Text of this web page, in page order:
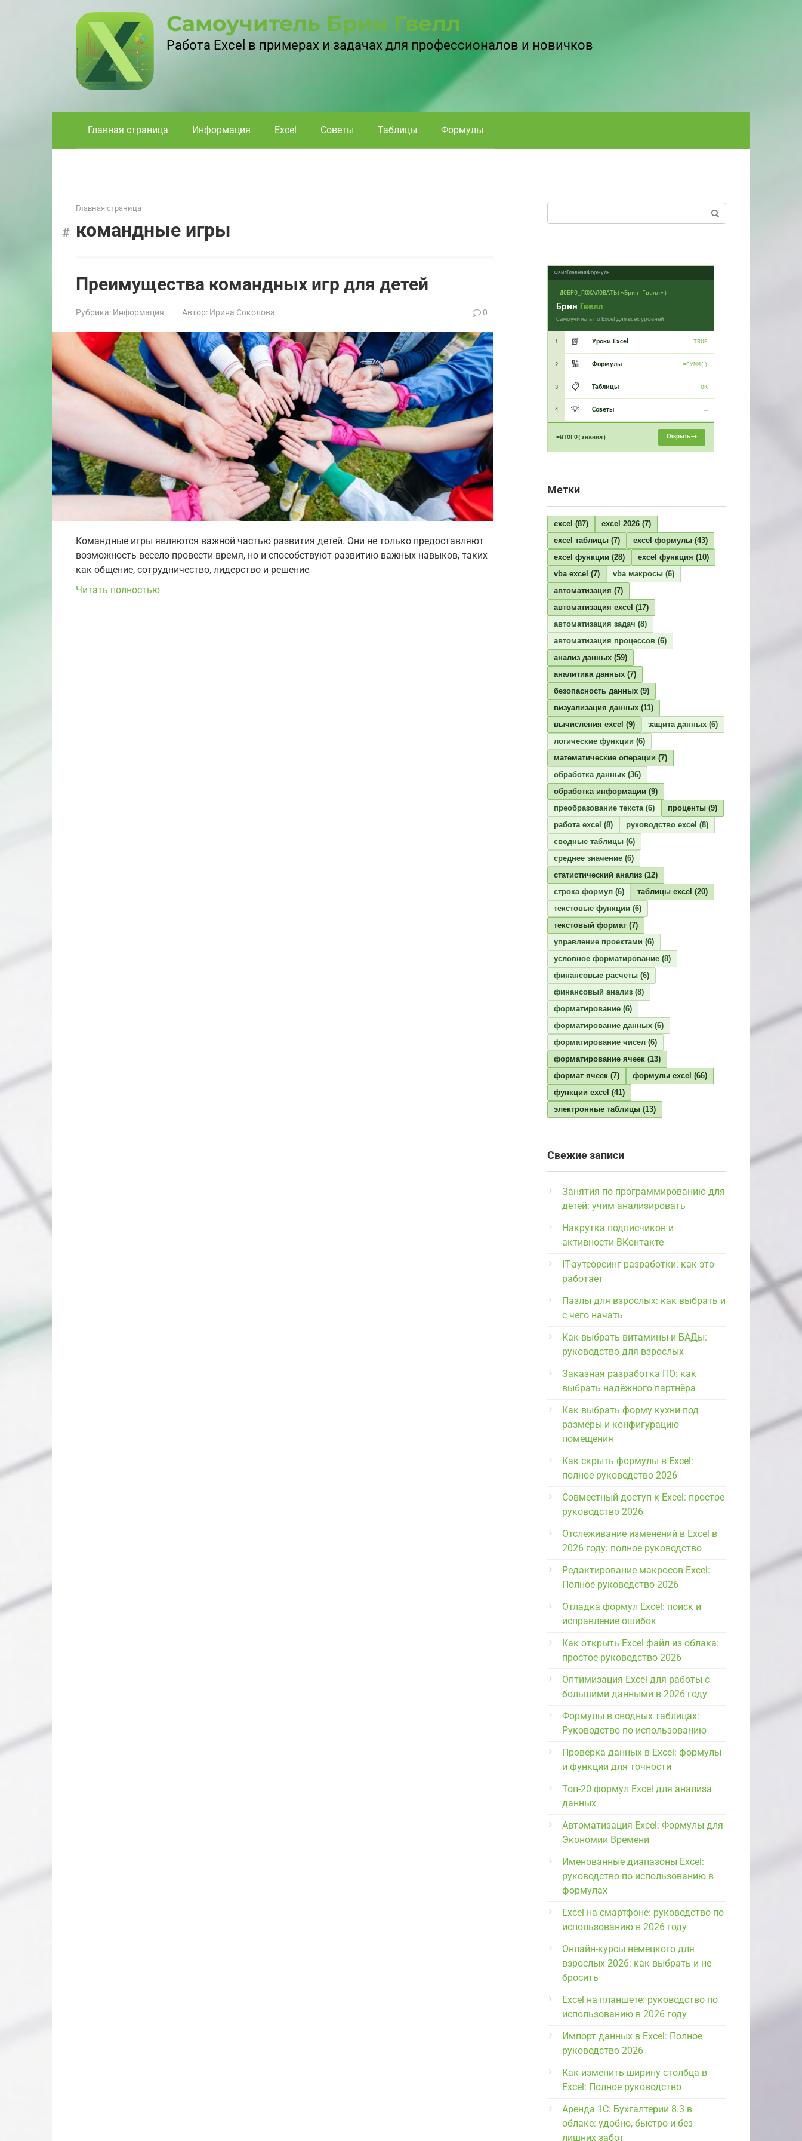
Самоучитель Брин Гвелл
Работа Excel в примерах и задачах для профессионалов и новичков
Главная страница Информация Excel Советы Таблицы Формулы
Главная страница
командные игры
Преимущества командных игр для детей
Рубрика: Информация Автор: Ирина Соколова 0
Командные игры являются важной частью развития детей. Они не только предоставляют
возможность весело провести время, но и способствуют развитию важных навыков, таких
как общение, сотрудничество, лидерство и решение
Читать полностью
ФайлГлавнаяФормулы
=ДОБРО_ПОЖАЛОВАТЬ(«Брин Гвелл»)
Брин Гвелл
Самоучитель по Excel для всех уровней
1 📗 Уроки Excel TRUE
2 🔢 Формулы =СУММ()
3 📋 Таблицы OK
4 💡 Советы →
=ИТОГО(знания) Открыть →
Метки
excel (87) excel 2026 (7)
excel таблицы (7) excel формулы (43)
excel функции (28) excel функция (10)
vba excel (7) vba макросы (6)
автоматизация (7)
автоматизация excel (17)
автоматизация задач (8)
автоматизация процессов (6)
анализ данных (59)
аналитика данных (7)
безопасность данных (9)
визуализация данных (11)
вычисления excel (9) защита данных (6)
логические функции (6)
математические операции (7)
обработка данных (36)
обработка информации (9)
преобразование текста(6) проценты (9)
работа excel (8) руководство excel (8)
сводные таблицы (6)
среднее значение (6)
статистический анализ (12)
строка формул (6) таблицы excel (20)
текстовые функции (6)
текстовый формат (7)
управление проектами (6)
условное форматирование (8)
финансовые расчеты (6)
финансовый анализ (8)
форматирование (6)
форматирование данных (6)
форматирование чисел (6)
форматирование ячеек (13)
формат ячеек (7) формулы excel (66)
функции excel (41)
электронные таблицы (13)
Свежие записи
Занятия по программированию для
детей: учим анализировать
Накрутка подписчиков и
активности ВКонтакте
IT-аутсорсинг разработки: как это
работает
Пазлы для взрослых: как выбрать и
с чего начать
Как выбрать витамины и БАДы:
руководство для взрослых
Заказная разработка ПО: как
выбрать надёжного партнёра
Как выбрать форму кухни под
размеры и конфигурацию
помещения
Как скрыть формулы в Excel:
полное руководство 2026
Совместный доступ к Excel: простое
руководство 2026
Отслеживание изменений в Excel в
2026 году: полное руководство
Редактирование макросов Excel:
Полное руководство 2026
Отладка формул Excel: поиск и
исправление ошибок
Как открыть Excel файл из облака:
простое руководство 2026
Оптимизация Excel для работы с
большими данными в 2026 году
Формулы в сводных таблицах:
Руководство по использованию
Проверка данных в Excel: формулы
и функции для точности
Топ-20 формул Excel для анализа
данных
Автоматизация Excel: Формулы для
Экономии Времени
Именованные диапазоны Excel:
руководство по использованию в
формулах
Excel на смартфоне: руководство по
использованию в 2026 году
Онлайн-курсы немецкого для
взрослых 2026: как выбрать и не
бросить
Excel на планшете: руководство по
использованию в 2026 году
Импорт данных в Excel: Полное
руководство 2026
Как изменить ширину столбца в
Excel: Полное руководство
Аренда 1С: Бухгалтерии 8.3 в
облаке: удобно, быстро и без
лишних забот